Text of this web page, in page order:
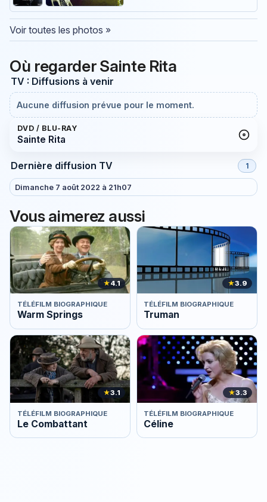
Voir toutes les photos »
Où regarder Sainte Rita
TV : Diffusions à venir
Aucune diffusion prévue pour le moment.
DVD / BLU-RAY
Sainte Rita
Dernière diffusion TV 1
Dimanche 7 août 2022 à 21h07
Vous aimerez aussi
★4.1
TÉLÉFILM BIOGRAPHIQUE
Warm Springs
★3.9
TÉLÉFILM BIOGRAPHIQUE
Truman
★3.1
TÉLÉFILM BIOGRAPHIQUE
Le Combattant
★3.3
TÉLÉFILM BIOGRAPHIQUE
Céline